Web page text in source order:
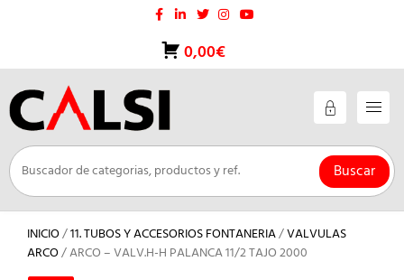
0,00€
Buscar
INICIO/11. TUBOS Y ACCESORIOS FONTANERIA/VALVULAS
ARCO/ ARCO – VALV.H-H PALANCA 11/2 TAJO 2000